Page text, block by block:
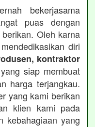
bekerjasama
puas dengan
Oleh karna
diri
kontraktor
yang siap membuat
harga terjangkau.
yang kami berikan
klien kami pada
kebahagiaan yang